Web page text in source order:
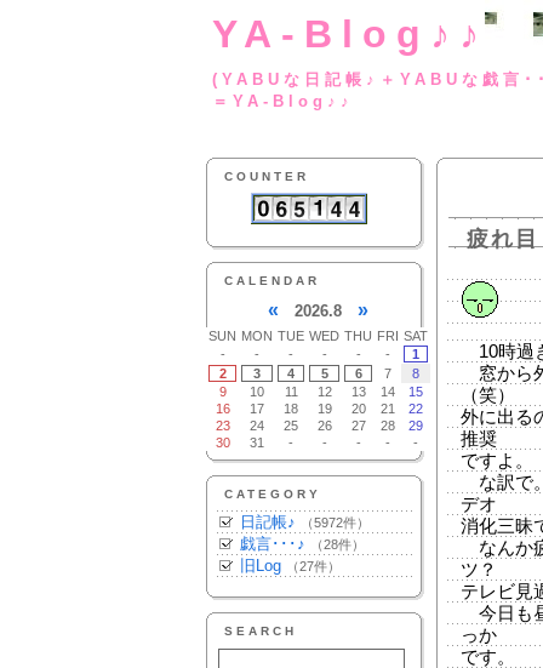
YA-Blog♪♪
(YABUな日記帳♪
＝YA-Blog♪♪
COUNTER
CALENDAR
« 2026.8 »
SUN MON TUE WED THU FRI SAT
-
- - - - -
1
2
3 4 5 6 7
8
9
10 11 12 13 14
15
16
17 18 19 20 21
22
23
24 25 26 27 28
29
30
31 - - - - -
CATEGORY
日記帳♪ （5972件）
戯言･･･♪ （28件）
旧Log （27件）
SEARCH
疲れ目
10時過
窓から
（笑）
外に出る
推奨
ですよ。
な訳で
デオ
消化三昧
なんか
ツ？
テレビ見
今日も
っか
です。